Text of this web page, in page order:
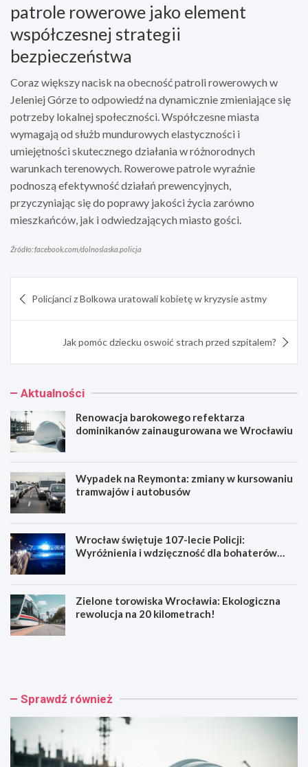
patrole rowerowe jako element
współczesnej strategii
bezpieczeństwa
Coraz większy nacisk na obecność patroli rowerowych w
Jeleniej Górze to odpowiedź na dynamicznie zmieniające się
potrzeby lokalnej społeczności. Współczesne miasta
wymagają od służb mundurowych elastyczności i
umiejętności skutecznego działania w różnorodnych
warunkach terenowych. Rowerowe patrole wyraźnie
podnoszą efektywność działań prewencyjnych,
przyczyniając się do poprawy jakości życia zarówno
mieszkańców, jak i odwiedzających miasto gości.
Źródło: facebook.com/dolnoslaska.policja
wpisu
Policjanci z Bolkowa uratowali kobietę w kryzysie astmy
Jak pomóc dziecku oswoić strach przed szpitalem?
Aktualności
Renowacja barokowego refektarza
dominikanów zainaugurowana we Wrocławiu
Wypadek na Reymonta: zmiany w kursowaniu
tramwajów i autobusów
Wrocław świętuje 107-lecie Policji:
Wyróżnienia i wdzięczność dla bohaterów
Zielone torowiska Wrocławia: Ekologiczna
rewolucja na 20 kilometrach!
R
a
a
b
a
W
e
a
R
e
Sprawdź również